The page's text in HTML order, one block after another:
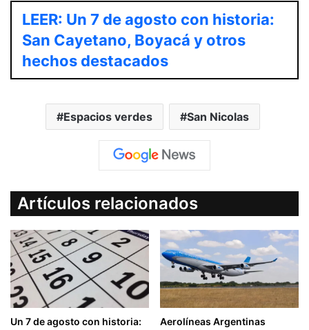
LEER: Un 7 de agosto con historia:
San Cayetano, Boyacá y otros
hechos destacados
Espacios verdes San Nicolas
Artículos relacionados
Un 7 de agosto con historia:
Aerolíneas Argentinas